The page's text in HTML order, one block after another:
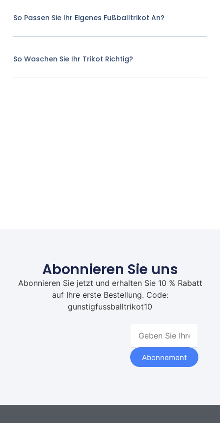
So Passen Sie Ihr Eigenes Fußballtrikot An?
So Waschen Sie Ihr Trikot Richtig?
Abonnieren Sie uns
Abonnieren Sie jetzt und erhalten Sie 10 % Rabatt
auf Ihre erste Bestellung. Code:
gunstigfussballtrikot10
Abonnement